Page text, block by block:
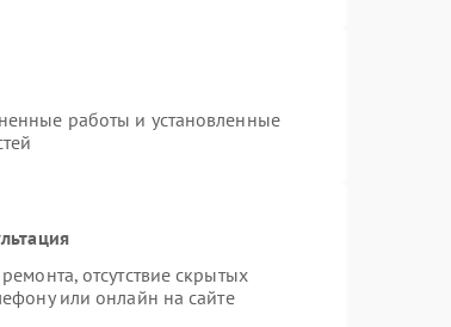
работы и установленные
отсутствие скрытых
или онлайн на сайте